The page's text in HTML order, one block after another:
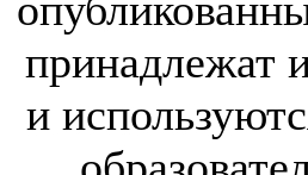
принадлежат
и